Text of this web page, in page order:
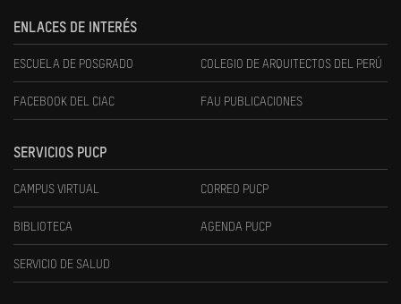
ENLACES DE INTERÉS
ESCUELA DE POSGRADO COLEGIO DE ARQUITECTOS DEL PERÚ
FACEBOOK DEL CIAC FAU PUBLICACIONES
SERVICIOS PUCP
CAMPUS VIRTUAL CORREO PUCP
BIBLIOTECA AGENDA PUCP
SERVICIO DE SALUD